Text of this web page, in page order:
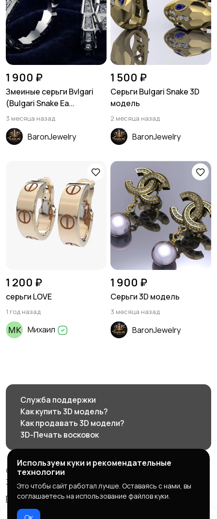
1 900 ₽
Змеиные серьги Bvlgari
(Bulgari Snake Ea...
3 месяца назад
BaronJewelry
1 500 ₽
Серьги Bulgari Snake 3D
модель
2 месяца назад
BaronJewelry
1 200 ₽
серьги LOVE
1 год назад
Михаил
1 900 ₽
Серьги 3D модель
3 месяца назад
BaronJewelry
Служба поддержки
Как купить 3D модель?
Как продавать 3D модели?
3D-Печать восковок
© 2026 3d585.ru - Маркетплейс ювелирного дизайна
3d585.ru
Правила сервиса
Политика конфиденциальности
Используем куки и рекомендательные
технологии
Это чтобы сайт работал лучше. Оставаясь с нами, вы
соглашаетесь на использование файлов куки.